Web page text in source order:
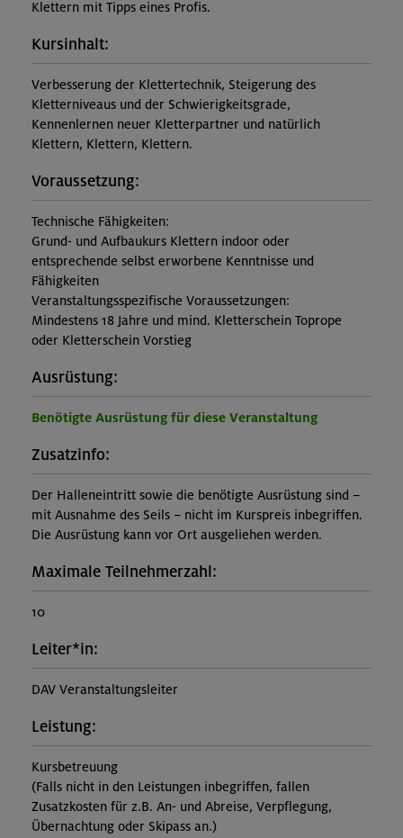
Klettern mit Tipps eines Profis.
Kursinhalt:
Verbesserung der Klettertechnik, Steigerung des
Kletterniveaus und der Schwierigkeitsgrade,
Kennenlernen neuer Kletterpartner und natürlich
Klettern, Klettern, Klettern.
Voraussetzung:
Technische Fähigkeiten:
Grund- und Aufbaukurs Klettern indoor oder
entsprechende selbst erworbene Kenntnisse und
Fähigkeiten
Veranstaltungsspezifische Voraussetzungen:
Mindestens 18 Jahre und mind. Kletterschein Toprope
oder Kletterschein Vorstieg
Ausrüstung:
Benötigte Ausrüstung für diese Veranstaltung
Zusatzinfo:
Der Halleneintritt sowie die benötigte Ausrüstung sind –
mit Ausnahme des Seils – nicht im Kurspreis inbegriffen.
Die Ausrüstung kann vor Ort ausgeliehen werden.
Maximale Teilnehmerzahl:
10
Leiter*in:
DAV Veranstaltungsleiter
Leistung:
Kursbetreuung
(Falls nicht in den Leistungen inbegriffen, fallen
Zusatzkosten für z.B. An- und Abreise, Verpflegung,
Übernachtung oder Skipass an.)